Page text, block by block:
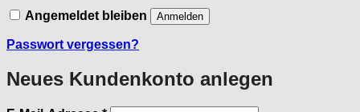
Angemeldet bleiben Anmelden
Passwort vergessen?
Neues Kundenkonto anlegen